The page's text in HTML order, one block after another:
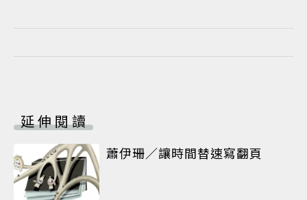
延伸閱讀
蕭伊珊／讓時間替速寫翻頁